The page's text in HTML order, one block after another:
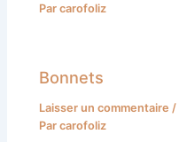
Parcarofoliz
Bonnets
Laisser un commentaire /
Parcarofoliz